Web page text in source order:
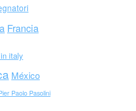
Francia
italy
México
Paolo Pasolini